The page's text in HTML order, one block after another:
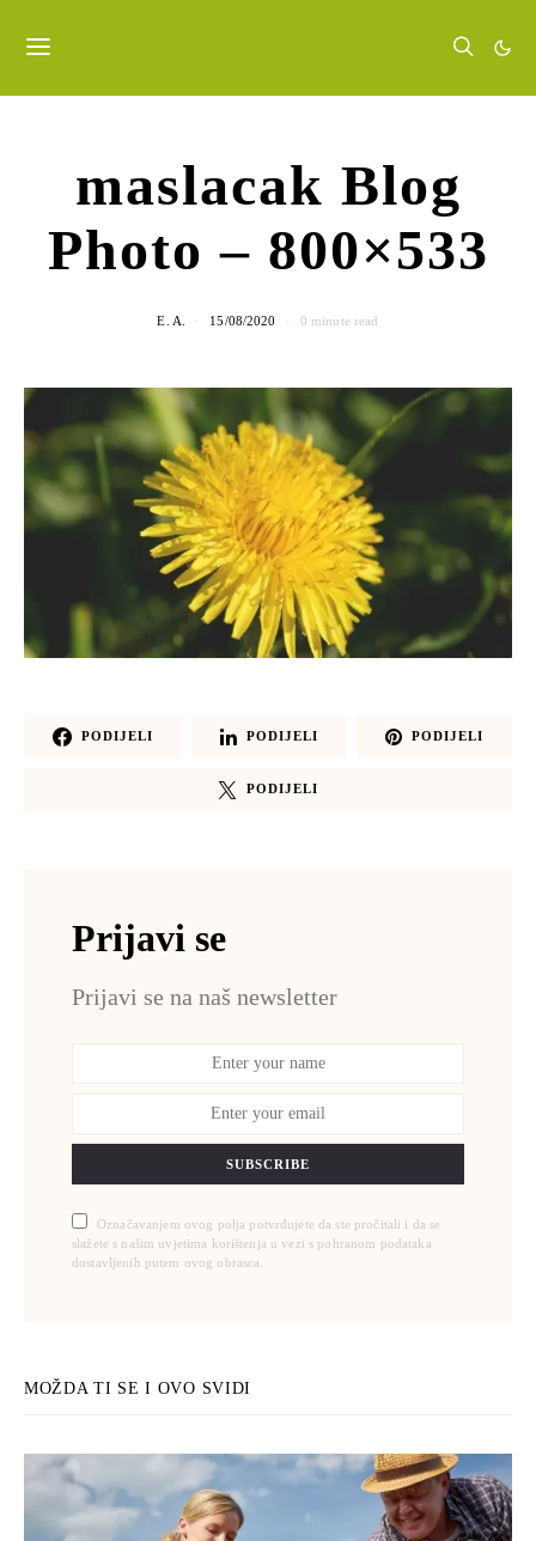
maslacak Blog
Photo – 800×533
E. A. 15/08/2020 0 minute read
PODIJELI PODIJELI PODIJELI
PODIJELI
Prijavi se
Prijavi se na naš newsletter
SUBSCRIBE
Označavanjem ovog polja potvrđujete da ste pročitali i da se
slažete s našim uvjetima korištenja u vezi s pohranom podataka
dostavljenih putem ovog obrasca.
MOŽDA TI SE I OVO SVIDI